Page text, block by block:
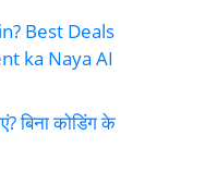
Best Deals
ka Naya AI
बिना कोडिंग के